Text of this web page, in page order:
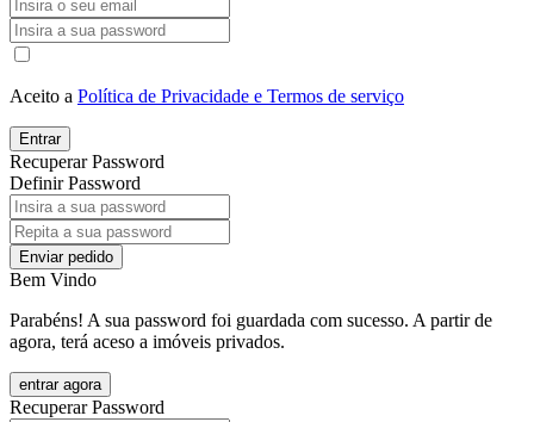
Aceito a Política de Privacidade e Termos de serviço
Entrar
Recuperar Password
Definir Password
Enviar pedido
Bem Vindo
Parabéns! A sua password foi guardada com sucesso. A partir de
agora, terá aceso a imóveis privados.
entrar agora
Recuperar Password